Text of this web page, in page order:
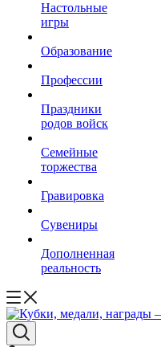
Настольные
игры
Образование
Профессии
Праздники
родов войск
Семейные
торжества
Гравировка
Сувениры
Дополненная
реальность